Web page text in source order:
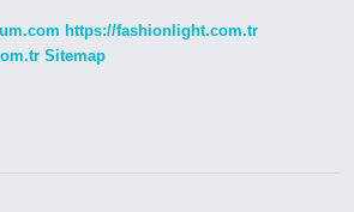
https://fashionlight.com.tr
Sitemap